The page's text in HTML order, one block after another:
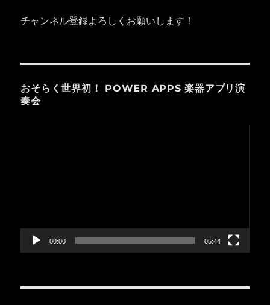
チャンネル登録よろしくお願いします！
おそらく世界初！ POWER APPS 楽器アプリ演
奏会
ー
00:00 05:44